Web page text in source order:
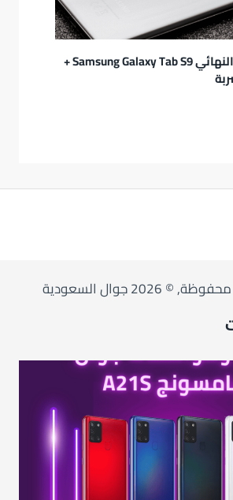
مفاجأة بالشكل النهائي Samsung Galaxy Tab S9 +
جوال السعودية